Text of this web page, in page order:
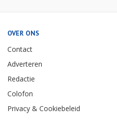
OVER ONS
Contact
Adverteren
Redactie
Colofon
Privacy & Cookiebeleid